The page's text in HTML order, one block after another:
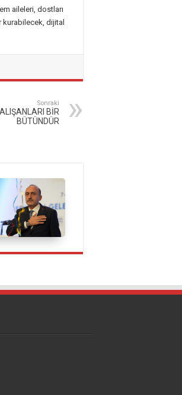
aileleri, dostları
dijital
Sonraki
BİR
BÜTÜNDÜR